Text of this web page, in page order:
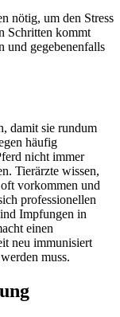
nötig, um den Stress
Schritten kommt
und gegebenenfalls
damit sie rundum
häufig
nicht immer
Tierärzte wissen,
vorkommen und
professionellen
Impfungen in
einen
neu immunisiert
muss.